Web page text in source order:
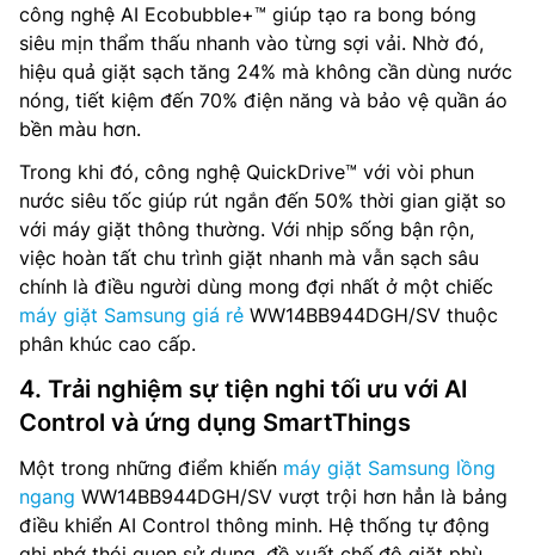
công nghệ AI Ecobubble+™ giúp tạo ra bong bóng
siêu mịn thẩm thấu nhanh vào từng sợi vải. Nhờ đó,
hiệu quả giặt sạch tăng 24% mà không cần dùng nước
nóng, tiết kiệm đến 70% điện năng và bảo vệ quần áo
bền màu hơn.
Trong khi đó, công nghệ QuickDrive™ với vòi phun
nước siêu tốc giúp rút ngắn đến 50% thời gian giặt so
với máy giặt thông thường. Với nhịp sống bận rộn,
việc hoàn tất chu trình giặt nhanh mà vẫn sạch sâu
chính là điều người dùng mong đợi nhất ở một chiếc
máy giặt Samsung giá rẻ WW14BB944DGH/SV thuộc
phân khúc cao cấp.
4. Trải nghiệm sự tiện nghi tối ưu với AI
Control và ứng dụng SmartThings
Một trong những điểm khiến máy giặt Samsung lồng
ngang WW14BB944DGH/SV vượt trội hơn hẳn là bảng
điều khiển AI Control thông minh. Hệ thống tự động